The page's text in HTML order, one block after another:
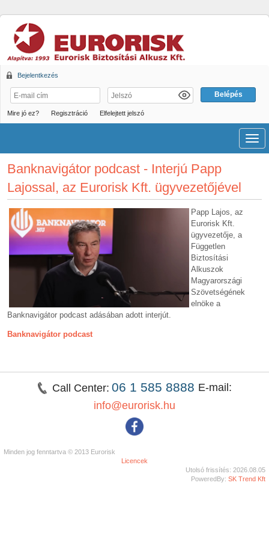
Bejelentkezés
Mire jó ez? Regisztráció Elfelejtett jelszó
Banknavigátor podcast - Interjú Papp
Lajossal, az Eurorisk Kft. ügyvezetőjével
Papp Lajos, az
Eurorisk Kft.
ügyvezetője, a
Független
Biztosítási
Alkuszok
Magyarországi
Szövetségének
elnöke a
Banknavigátor podcast adásában adott interjút.
Banknavigátor podcast
Call Center: 06 1 585 8888 E-mail:
info@eurorisk.hu
Minden jog fenntartva © 2013 Eurorisk
Licencek
Utolsó frissítés: 2026.08.05
PoweredBy: SK Trend Kft